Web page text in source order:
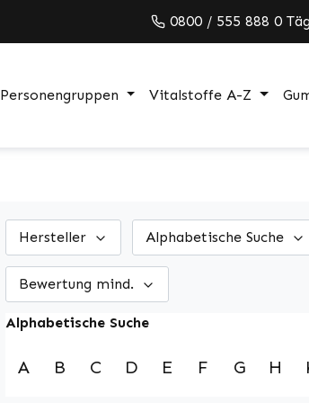
0800 / 555 888 0
Personengruppen Vitalstoffe A-Z
Hersteller Alphabetische Suche
Bewertung mind.
Alphabetische Suche
A B C D E F G H